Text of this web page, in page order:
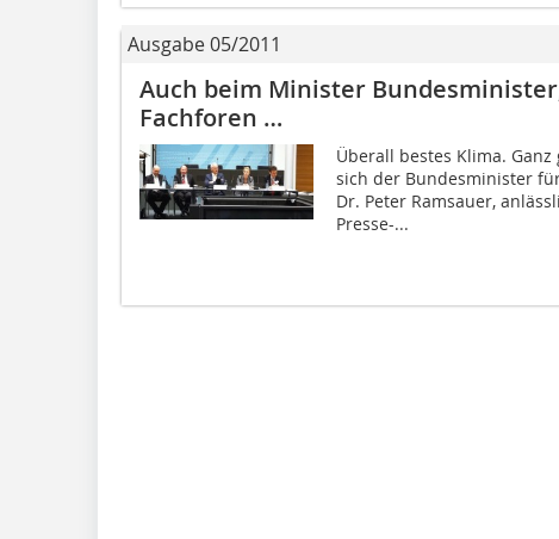
Ausgabe 05/2011
Auch beim Minister
Fachforen …
Überall bestes Klima.
sich der Bundesminister
Dr. Peter Ramsauer,
Presse-...